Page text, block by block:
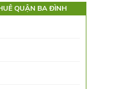
DIỆN TÍCH CHO THUÊ QUẬN BA ĐÌNH